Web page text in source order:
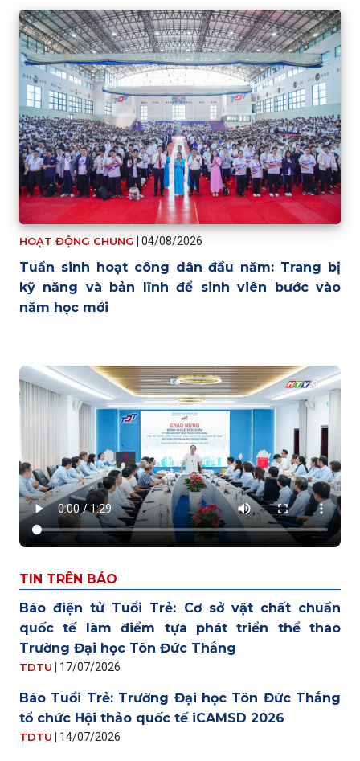
HOẠT ĐỘNG CHUNG | 04/08/2026
Tuần sinh hoạt công dân đầu năm: Trang bị
kỹ năng và bản lĩnh để sinh viên bước vào
năm học mới
TIN TRÊN BÁO
Báo điện tử Tuổi Trẻ: Cơ sở vật chất chuẩn
quốc tế làm điểm tựa phát triển thể thao
Trường Đại học Tôn Đức Thắng
TDTU 17/07/2026
Báo Tuổi Trẻ: Trường Đại học Tôn Đức Thắng
tổ chức Hội thảo quốc tế iCAMSD 2026
TDTU 14/07/2026